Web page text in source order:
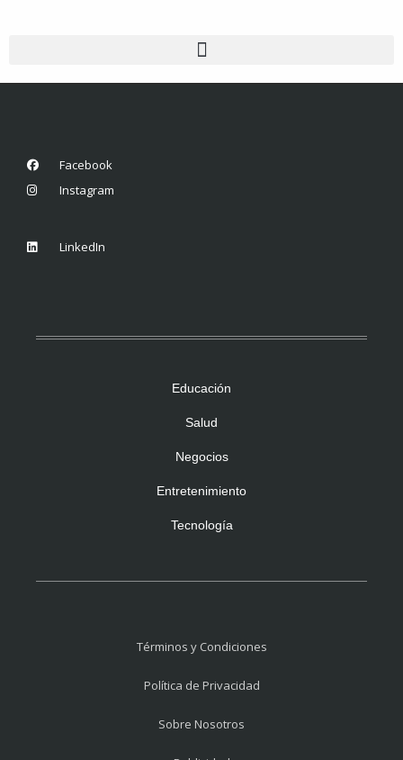
Facebook
Instagram
LinkedIn
Educación
Salud
Negocios
Entretenimiento
Tecnología
Términos y Condiciones
Política de Privacidad
Sobre Nosotros